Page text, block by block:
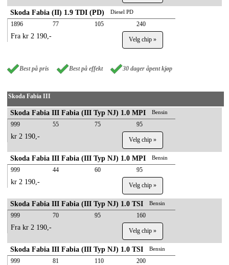
Skoda Fabia (II) 1.9 TDI (PD) Diesel PD
1896 77 105 240
Fra kr 2 190,- Velg chip »
Best på pris Best på effekt 30 dager åpent kjøp
Skoda Fabia III
Skoda Fabia III Fabia (III Typ NJ) 1.0 MPI Bensin
999 55 75 95
kr 2 190,- Velg chip »
Skoda Fabia III Fabia (III Typ NJ) 1.0 MPI Bensin
999 44 60 95
kr 2 190,- Velg chip »
Skoda Fabia III Fabia (III Typ NJ) 1.0 TSI Bensin
999 70 95 160
Fra kr 2 190,- Velg chip »
Skoda Fabia III Fabia (III Typ NJ) 1.0 TSI Bensin
999 81 110 200